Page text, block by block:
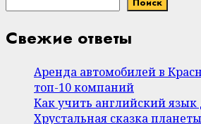
Свежие ответы
Аренда автомобилей в
топ-10 компаний
Как учить английский язык
Хрустальная сказка